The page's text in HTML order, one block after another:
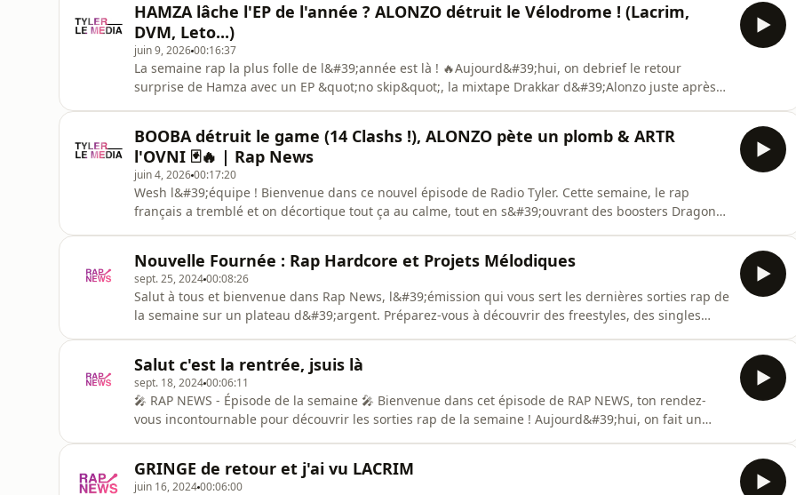
HAMZA lâche l'EP de l'année ? ALONZO détruit le Vélodrome ! (Lacrim,
DVM, Leto...)
juin 9, 202600:16:37
La semaine rap la plus folle de l&#39;année est là ! 🔥Aujourd&#39;hui, on debrief le retour
surprise de Hamza avec un EP &quot;no skip&quot;, la mixtape Drakkar d&#39;Alonzo juste après
Criminel, Lacrim, ElGr
BOOBA détruit le game (14 Clashs !), ALONZO pète un plomb & ARTR
l'OVNI 🃏🔥 | Rap News
juin 4, 202600:17:20
Wesh l&#39;équipe ! Bienvenue dans ce nouvel épisode de Radio Tyler. Cette semaine, le rap
français a tremblé et on décortique tout ça au calme, tout en s&#39;ouvrant des boosters Dragon
Willy l&#39;Ancien.
Nouvelle Fournée : Rap Hardcore et Projets Mélodiques
sept. 25, 202400:08:26
Salut à tous et bienvenue dans Rap News, l&#39;émission qui vous sert les dernières sorties rap de
la semaine sur un plateau d&#39;argent. Préparez-vous à découvrir des freestyles, des singles
Freestyle Boos
Salut c'est la rentrée, jsuis là
sept. 18, 202400:06:11
🎤 RAP NEWS - Épisode de la semaine 🎤 Bienvenue dans cet épisode de RAP NEWS, ton rendez-
vous incontournable pour découvrir les sorties rap de la semaine ! Aujourd&#39;hui, on fait un
parfaitement les univers de
GRINGE de retour et j'ai vu LACRIM
juin 16, 202400:06:00